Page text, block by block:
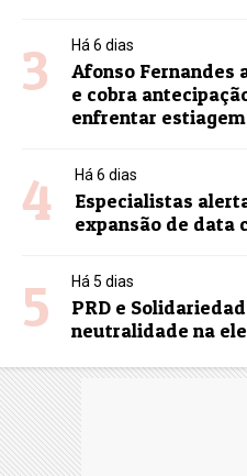
3 Há 6 dias
Afonso Fernandes
e cobra
enfrentar estiagem
4 Há 6 dias
Especialistas
expansão de data
5 Há 5 dias
PRD e
neutralidade na